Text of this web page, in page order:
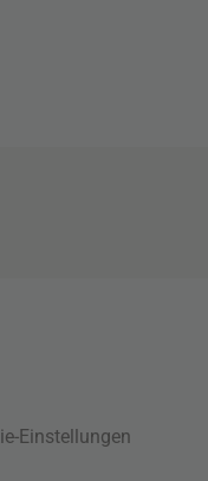
Einstellungen